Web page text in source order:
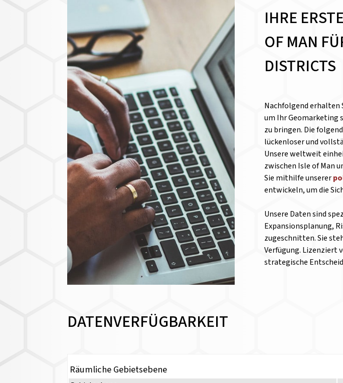
IHRE
OF MAN
DISTRICTS
Nachfolgend erhalten
um Ihr Geomarketing
zu bringen. Die
lückenloser und
Unsere weltweit
zwischen Isle of Man
Sie mithilfe unserer
entwickeln, um die
Unsere Daten sind
Expansionsplanung,
zugeschnitten. Sie
Verfügung. Lizenziert
strategische
DATENVERFÜGBARKEIT
Räumliche Gebietsebene